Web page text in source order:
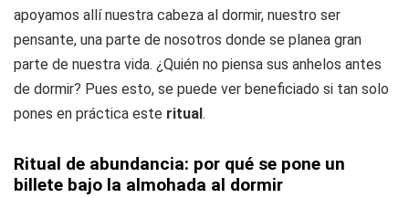
apoyamos allí nuestra cabeza al dormir, nuestro ser
pensante, una parte de nosotros donde se planea gran
parte de nuestra vida. ¿Quién no piensa sus anhelos antes
de dormir? Pues esto, se puede ver beneficiado si tan solo
pones en práctica este ritual.
Ritual de abundancia: por qué se pone un
billete bajo la almohada al dormir